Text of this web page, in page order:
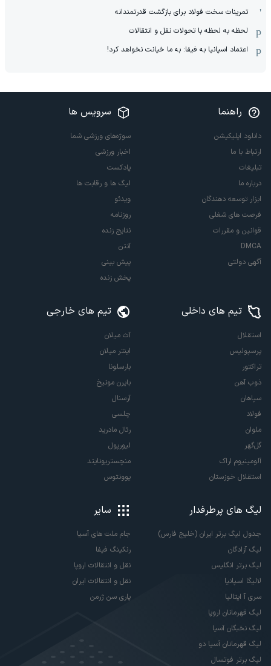
تمرینات سخت فولاد برای بازگشت قدرتمندانه
لحظه به لحظه با تحولات نقل و انتقالات
اعتماد اسپانیا به فیفا: به ما خیانت نخواهد کرد!
راهنما
دانلود اپلیکیشن
ارتباط با ما
تبلیغات
درباره ما
ابزار توسعه دهندگان
فرصت های شغلی
قوانین و مقررات
DMCA
آگهی دولتی
سرویس ها
سوژه‌های ورزشی شما
اخبار ورزشی
پادکست
لیگ ها و رقابت ها
ویدئو
روزنامه
نتایج زنده
آنتن
پیش بینی
پخش زنده
تیم های داخلی
استقلال
پرسپولیس
تراکتور
ذوب آهن
سپاهان
فولاد
ملوان
گل‌گهر
آلومینیوم اراک
استقلال خوزستان
تیم های خارجی
آث میلان
اینتر میلان
بارسلونا
بایرن مونیخ
آرسنال
چلسی
رئال مادرید
لیورپول
منچستریونایتد
یوونتوس
لیگ های پرطرفدار
جدول لیگ برتر ایران (خلیج فارس)
لیگ آزادگان
لیگ برتر انگلیس
لالیگا اسپانیا
سری آ ایتالیا
لیگ قهرمانان اروپا
لیگ نخبگان آسیا
لیگ قهرمانان آسیا دو
لیگ برتر فوتسال
سایر
جام ملت های آسیا
رنکینگ فیفا
نقل و انتقالات اروپا
نقل و انتقالات ایران
پاری سن ژرمن